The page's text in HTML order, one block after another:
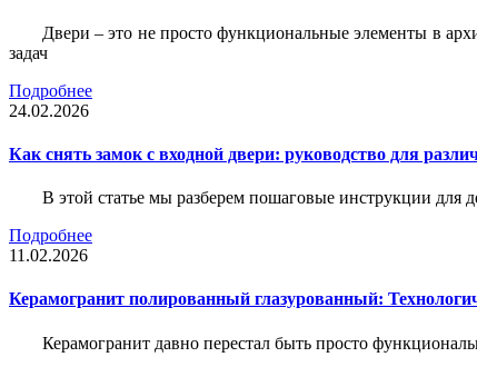
Двери – это не просто функциональные элементы в
задач
Подробнее
24.02.2026
Как снять замок с входной двери: руководство для
В этой статье мы разберем пошаговые инструкции для
Подробнее
11.02.2026
Керамогранит полированный глазурованный:
Керамогранит давно перестал быть просто